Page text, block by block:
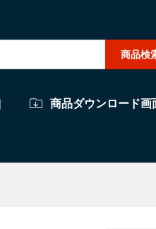
商品検
商品ダウンロード画